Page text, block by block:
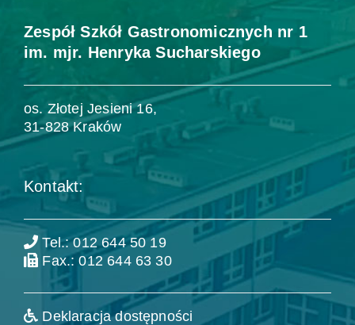
Zespół Szkół Gastronomicznych nr 1
im. mjr. Henryka Sucharskiego
os. Złotej Jesieni 16,
31-828 Kraków
Kontakt:
Tel.: 012 644 50 19
Fax.: 012 644 63 30
Deklaracja dostępności